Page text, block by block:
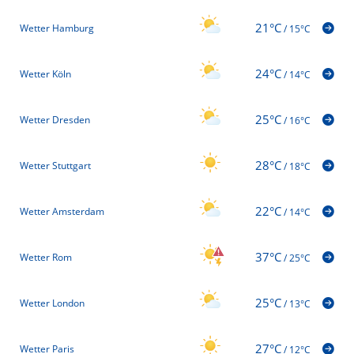
Wetter Hamburg 21°C/15°C
Wetter Köln 24°C/14°C
Wetter Dresden 25°C/16°C
Wetter Stuttgart 28°C/18°C
Wetter Amsterdam 22°C/14°C
Wetter Rom 37°C/25°C
Wetter London 25°C/13°C
Wetter Paris 27°C/12°C